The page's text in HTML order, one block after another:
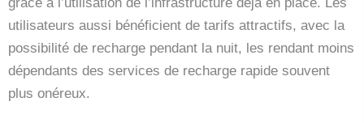
utilisateurs aussi bénéficient de tarifs attractifs, avec la
possibilité de recharge pendant la nuit, les rendant moins
dépendants des services de recharge rapide souvent
plus onéreux.